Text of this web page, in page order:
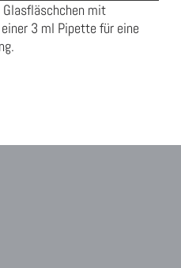
mit
3 ml Pipette für eine